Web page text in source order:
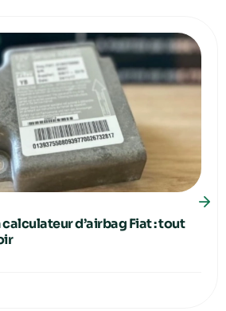
calculateur d’airbag Fiat : tout